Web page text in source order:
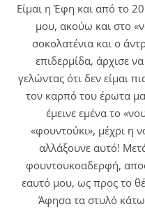
Είμαι η Έφη και από το
μου, ακούω και στο
σοκολατένια και ο
επιδερμίδα, άρχισε
γελώντας ότι δεν είμαι
τον καρπό του έρωτα
έμεινε εμένα το
«φουντούκι», μέχρι η
αλλάξουνε αυτό!
φουντουκοαδερφή,
εαυτό μου, ως προς το
Άφησα τα στυλό